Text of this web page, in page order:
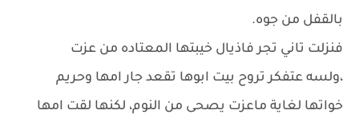
بالقفل من جوه.
فنزلت تاني تجر فاذيال خيبتها المعتاده من عزت
،ولسه عتفكر تروح بيت ابوها تقعد جار امها وحريم
خواتها لغاية ماعزت يصحى من النوم، لكنها لقت امها